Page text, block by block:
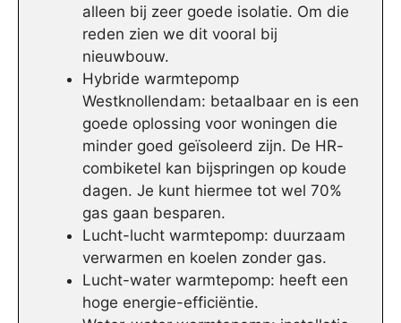
alleen bij zeer goede isolatie. Om die
reden zien we dit vooral bij
nieuwbouw.
Hybride warmtepomp
Westknollendam: betaalbaar en is een
goede oplossing voor woningen die
minder goed geïsoleerd zijn. De HR-
combiketel kan bijspringen op koude
dagen. Je kunt hiermee tot wel 70%
gas gaan besparen.
Lucht-lucht warmtepomp: duurzaam
verwarmen en koelen zonder gas.
Lucht-water warmtepomp: heeft een
hoge energie-efficiëntie.